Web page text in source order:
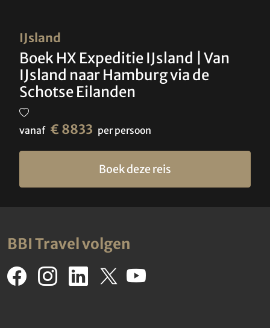
IJsland
Boek HX Expeditie IJsland | Van
IJsland naar Hamburg via de
Schotse Eilanden
vanaf € 8833 per persoon
Boek deze reis
BBI Travel volgen